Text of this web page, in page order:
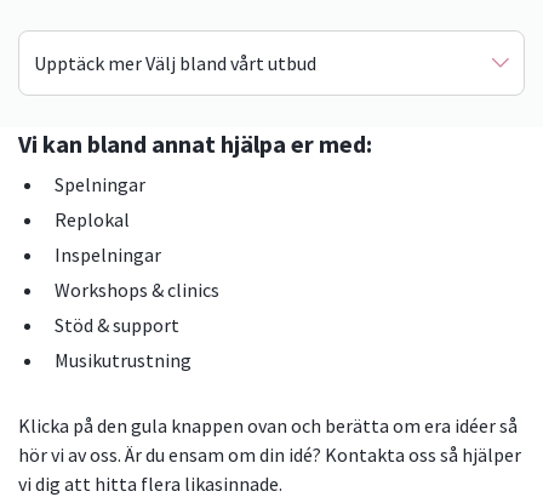
Upptäck mer Välj bland vårt utbud
Vi kan bland annat hjälpa er med:
Spelningar
Replokal
Inspelningar
Workshops & clinics
Stöd & support
Musikutrustning
Klicka på den gula knappen ovan och berätta om era idéer så
hör vi av oss. Är du ensam om din idé? Kontakta oss så hjälper
vi dig att hitta flera likasinnade.